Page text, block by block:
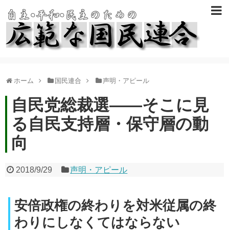
ホーム 国民連合 声明・アピール
自民党総裁選――そこに見
る自民支持層・保守層の動
向
2018/9/29 声明・アピール
安倍政権の終わりを対米従属の終
わりにしなくてはならない